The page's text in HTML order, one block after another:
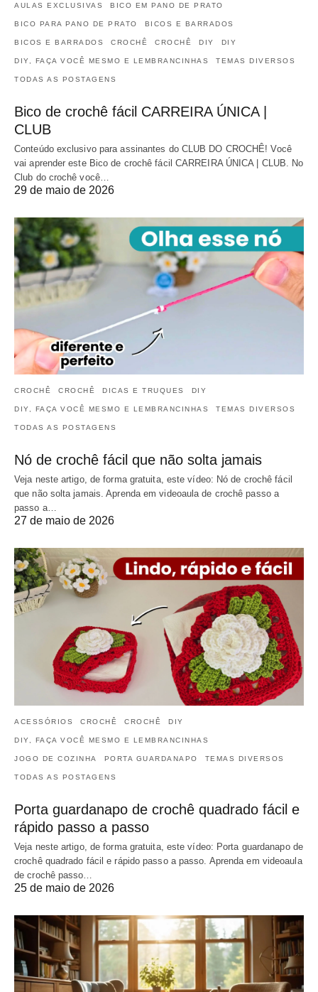
AULAS EXCLUSIVAS BICO EM PANO DE PRATO
BICO PARA PANO DE PRATO BICOS E BARRADOS
BICOS E BARRADOS CROCHÊ CROCHÊ DIY DIY
DIY, FAÇA VOCÊ MESMO E LEMBRANCINHAS TEMAS DIVERSOS
TODAS AS POSTAGENS
Bico de crochê fácil CARREIRA ÚNICA |
CLUB
Conteúdo exclusivo para assinantes do CLUB DO CROCHÊ! Você
vai aprender este Bico de crochê fácil CARREIRA ÚNICA | CLUB. No
Club do crochê você…
29 de maio de 2026
CROCHÊ CROCHÊ DICAS E TRUQUES DIY
DIY, FAÇA VOCÊ MESMO E LEMBRANCINHAS TEMAS DIVERSOS
TODAS AS POSTAGENS
Nó de crochê fácil que não solta jamais
Veja neste artigo, de forma gratuita, este vídeo: Nó de crochê fácil
que não solta jamais. Aprenda em videoaula de crochê passo a
passo a…
27 de maio de 2026
ACESSÓRIOS CROCHÊ CROCHÊ DIY
DIY, FAÇA VOCÊ MESMO E LEMBRANCINHAS
JOGO DE COZINHA PORTA GUARDANAPO TEMAS DIVERSOS
TODAS AS POSTAGENS
Porta guardanapo de crochê quadrado fácil e
rápido passo a passo
Veja neste artigo, de forma gratuita, este vídeo: Porta guardanapo de
crochê quadrado fácil e rápido passo a passo. Aprenda em videoaula
de crochê passo…
25 de maio de 2026